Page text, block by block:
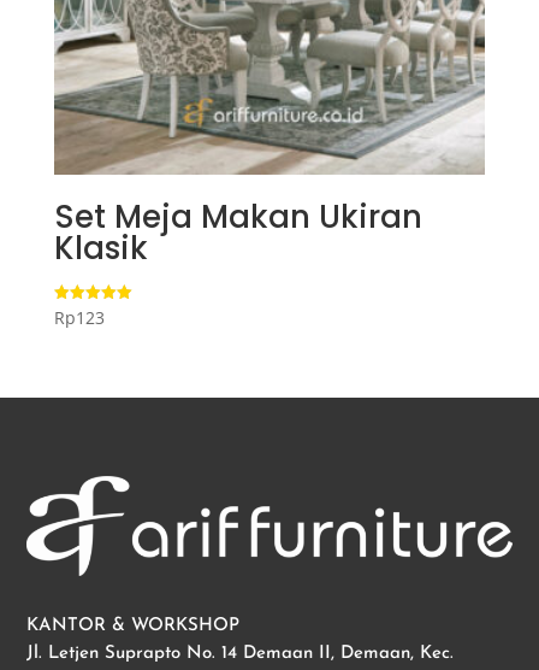
Set Meja Makan Ukiran
Klasik
Dinilai
5.00
Rp123
KANTOR & WORKSHOP
Jl. Letjen Suprapto No. 14 Demaan II, Demaan, Kec.